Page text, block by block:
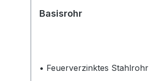
Basisrohr
• Feuerverzinktes Stahlrohr